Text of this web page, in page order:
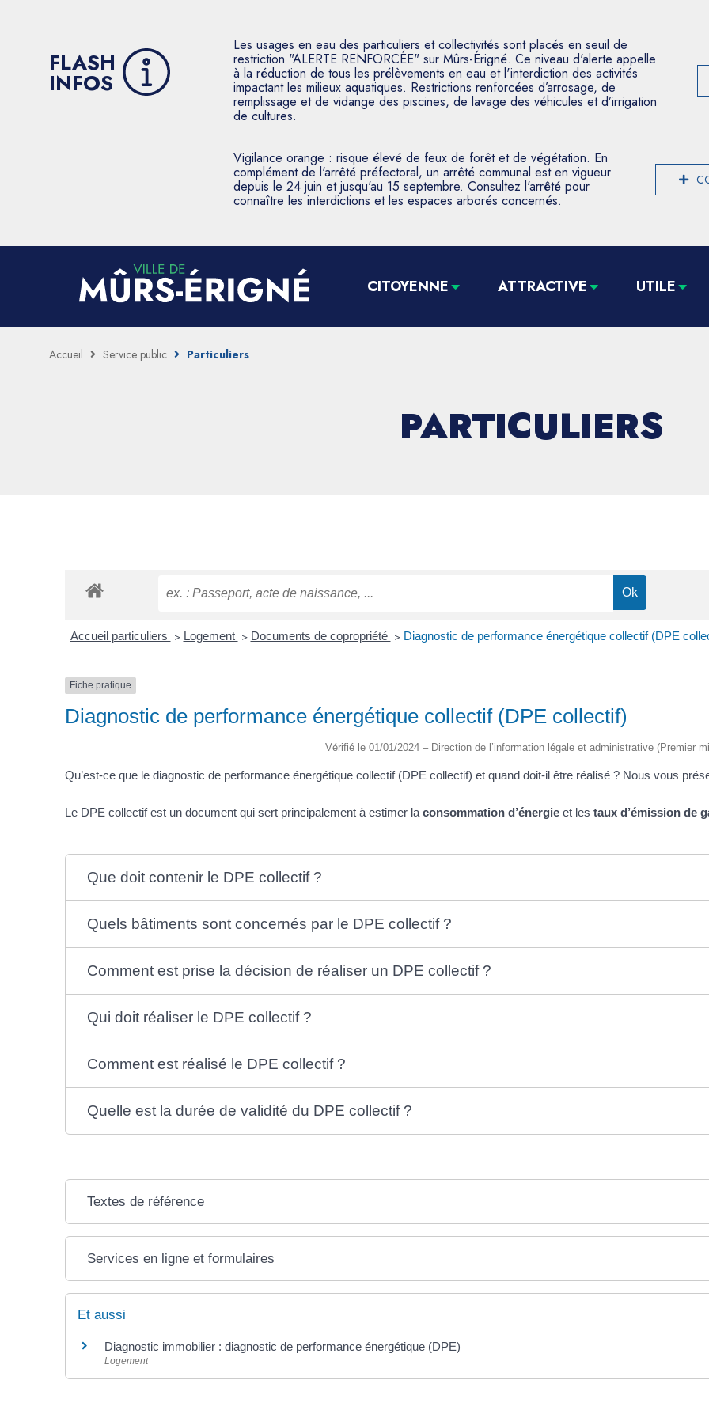
FLASH
INFOS
Les usages en eau des particuliers et collectivités sont placés en seuil de
restriction "ALERTE RENFORCÉE" sur Mûrs-Érigné. Ce niveau d'alerte appelle
à la réduction de tous les prélèvements en eau et l'interdiction des activités
impactant les milieux aquatiques. Restrictions renforcées d’arrosage, de
remplissage et de vidange des piscines, de lavage des véhicules et d’irrigation
de cultures.
Vigilance orange : risque élevé de feux de forêt et de végétation. En
complément de l'arrêté préfectoral, un arrêté communal est en vigueur
depuis le 24 juin et jusqu'au 15 septembre. Consultez l'arrêté pour
connaître les interdictions et les espaces arborés concernés.
CITOYENNE ATTRACTIVE UTILE
Accueil Service public Particuliers
PARTICULIERS
Accueil particuliers > Logement > Documents de copropriété > Diagnostic de performance énergétique collectif (DPE
Fiche pratique
Diagnostic de performance énergétique collectif (DPE collectif)
Vérifié le 01/01/2024 – Direction de l’information légale et administrative (Premier
Qu’est-ce que le diagnostic de performance énergétique collectif (DPE collectif) et quand doit-il être réalisé ? Nous vous
Le DPE collectif est un document qui sert principalement à estimer la consommation d’énergie et les taux d’émission de
Que doit contenir le DPE collectif ?
Quels bâtiments sont concernés par le DPE collectif ?
Comment est prise la décision de réaliser un DPE collectif ?
Qui doit réaliser le DPE collectif ?
Comment est réalisé le DPE collectif ?
Quelle est la durée de validité du DPE collectif ?
Textes de référence
Services en ligne et formulaires
Et aussi
Diagnostic immobilier : diagnostic de performance énergétique (DPE)
Logement